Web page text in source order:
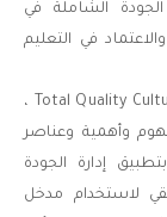
الشاملة في
في التعليم
بينما يتناول الفصل الثالث ثقافة الجودة الشاملةTotal Quality Culture ،
وأهمية وعناصر
إدارة الجودة
لاستخدام مدخل